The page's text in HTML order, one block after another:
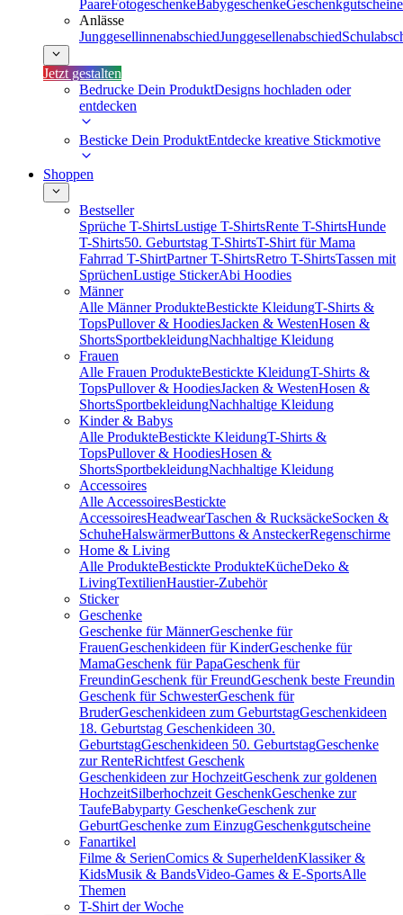
PaareFotogeschenkeBabygeschenkeGeschenkgutscheine
Anlässe
JunggesellinnenabschiedJunggesellenabschied
Jetzt gestalten
Bedrucke Dein ProduktDesigns hochladen oder
entdecken
Besticke Dein ProduktEntdecke kreative Stickmotive
Shoppen
Bestseller
Sprüche T-ShirtsLustige T-ShirtsRente T-ShirtsHunde
T-Shirts50. Geburtstag T-ShirtsT-Shirt für Mama
Fahrrad T-ShirtPartner T-ShirtsRetro T-ShirtsTassen mit
SprüchenLustige StickerAbi Hoodies
Männer
Alle Männer ProdukteBestickte KleidungT-Shirts &
TopsPullover & HoodiesJacken & WestenHosen &
ShortsSportbekleidungNachhaltige Kleidung
Frauen
Alle Frauen ProdukteBestickte KleidungT-Shirts &
TopsPullover & HoodiesJacken & WestenHosen &
ShortsSportbekleidungNachhaltige Kleidung
Kinder & Babys
Alle ProdukteBestickte KleidungT-Shirts &
TopsPullover & HoodiesHosen &
ShortsSportbekleidungNachhaltige Kleidung
Accessoires
Alle AccessoiresBestickte
AccessoiresHeadwearTaschen & RucksäckeSocken &
SchuheHalswärmerButtons & AnsteckerRegenschirme
Home & Living
Alle ProdukteBestickte ProdukteKücheDeko &
LivingTextilienHaustier-Zubehör
Sticker
Geschenke
Geschenke für MännerGeschenke für
FrauenGeschenkideen für KinderGeschenke für
MamaGeschenk für PapaGeschenk für
FreundinGeschenk für FreundGeschenk beste Freundin
Geschenk für SchwesterGeschenk für
BruderGeschenkideen zum GeburtstagGeschenkideen
18. Geburtstag Geschenkideen 30.
GeburtstagGeschenkideen 50. GeburtstagGeschenke
zur RenteRichtfest Geschenk
Geschenkideen zur HochzeitGeschenk zur goldenen
HochzeitSilberhochzeit GeschenkGeschenke zur
TaufeBabyparty GeschenkeGeschenk zur
GeburtGeschenke zum EinzugGeschenkgutscheine
Fanartikel
Filme & SerienComics & SuperheldenKlassiker &
KidsMusik & BandsVideo-Games & E-SportsAlle
Themen
T-Shirt der Woche